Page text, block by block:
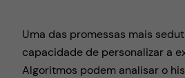
Uma das promessas mais
capacidade de personalizar a
Algoritmos podem analisar o